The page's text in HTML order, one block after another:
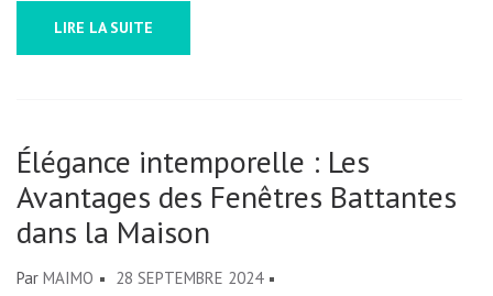
LIRE LA SUITE
Élégance intemporelle : Les
Avantages des Fenêtres Battantes
dans la Maison
Par MAIMO
28 SEPTEMBRE 2024